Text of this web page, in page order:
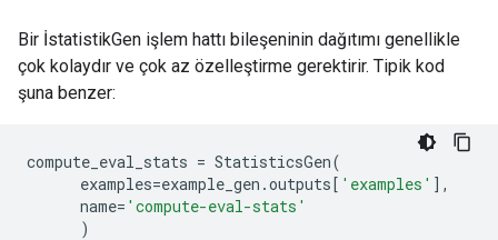
Bir İstatistikGen işlem hattı bileşeninin dağıtımı genellikle
çok kolaydır ve çok az özelleştirme gerektirir. Tipik kod
şuna benzer:
compute_eval_stats = StatisticsGen(
examples=example_gen .outputs[ 'examples' ],
name= 'compute-eval-stats'
)